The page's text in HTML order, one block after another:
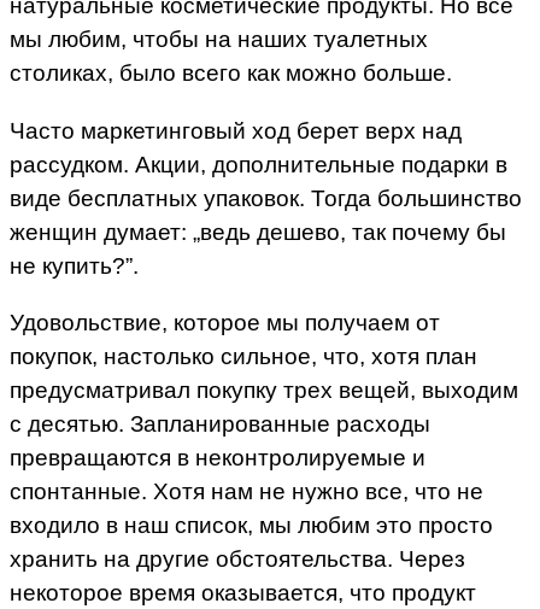
натуральные косметические продукты. Но все
мы любим, чтобы на наших туалетных
столиках, было всего как можно больше.
Часто маркетинговый ход берет верх над
рассудком. Акции, дополнительные подарки в
виде бесплатных упаковок. Тогда большинство
женщин думает: „ведь дешево, так почему бы
не купить?”.
Удовольствие, которое мы получаем от
покупок, настолько сильное, что, хотя план
предусматривал покупку трех вещей, выходим
с десятью. Запланированные расходы
превращаются в неконтролируемые и
спонтанные. Хотя нам не нужно все, что не
входило в наш список, мы любим это просто
хранить на другие обстоятельства. Через
некоторое время оказывается, что продукт